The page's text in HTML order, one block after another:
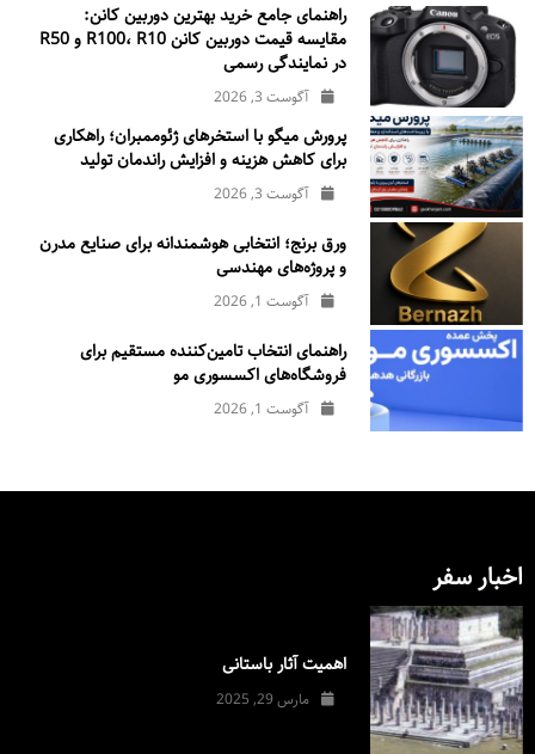
راهنمای جامع خرید بهترین دوربین کانن:
مقایسه قیمت دوربین کانن R100، R10 و R50
در نمایندگی رسمی
آگوست 3, 2026
پرورش میگو با استخرهای ژئوممبران؛ راهکاری
برای کاهش هزینه و افزایش راندمان تولید
آگوست 3, 2026
ورق برنج؛ انتخابی هوشمندانه برای صنایع مدرن
و پروژه‌های مهندسی
آگوست 1, 2026
راهنمای انتخاب تامین‌کننده مستقیم برای
فروشگاه‌های اکسسوری مو
آگوست 1, 2026
اخبار سفر
اهمیت آثار باستانی
مارس 29, 2025